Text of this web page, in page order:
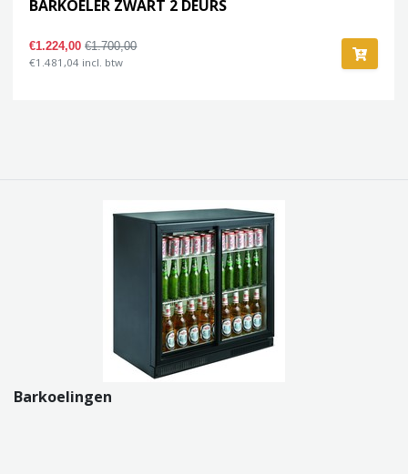
BARKOELER ZWART 2 DEURS
€1.224,00€1.700,00
€1.481,04 incl. btw
Barkoelingen